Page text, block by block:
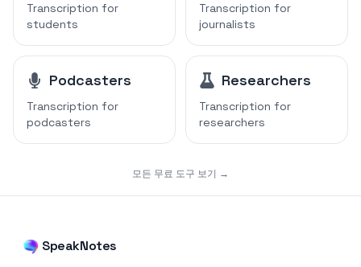
Transcription for
students
Transcription for
journalists
Podcasters
Transcription for
podcasters
Researchers
Transcription for
researchers
모든 무료 도구 보기 →
SpeakNotes